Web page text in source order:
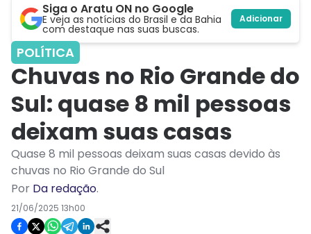
Siga o Aratu ON no Google
E veja as notícias do Brasil e da Bahia
com destaque nas suas buscas.
Adicionar
POLÍTICA
Chuvas no Rio Grande do
Sul: quase 8 mil pessoas
deixam suas casas
Quase 8 mil pessoas deixam suas casas devido às
chuvas no Rio Grande do Sul
Por Da redação.
21/06/2025 13h00